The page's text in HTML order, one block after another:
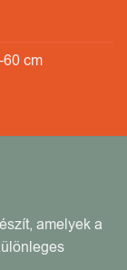
cm
amelyek a